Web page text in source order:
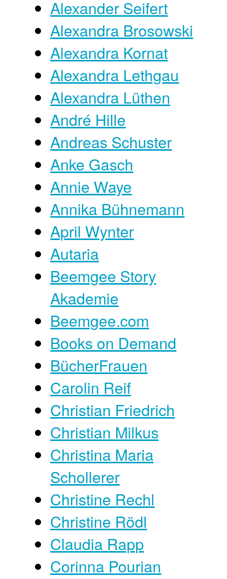
Alexander Seifert
Alexandra Brosowski
Alexandra Kornat
Alexandra Lethgau
Alexandra Lüthen
André Hille
Andreas Schuster
Anke Gasch
Annie Waye
Annika Bühnemann
April Wynter
Autaria
Beemgee Story
Akademie
Beemgee.com
Books on Demand
BücherFrauen
Carolin Reif
Christian Friedrich
Christian Milkus
Christina Maria
Schollerer
Christine Rechl
Christine Rödl
Claudia Rapp
Corinna Pourian